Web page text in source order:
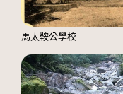
馬太鞍公學校